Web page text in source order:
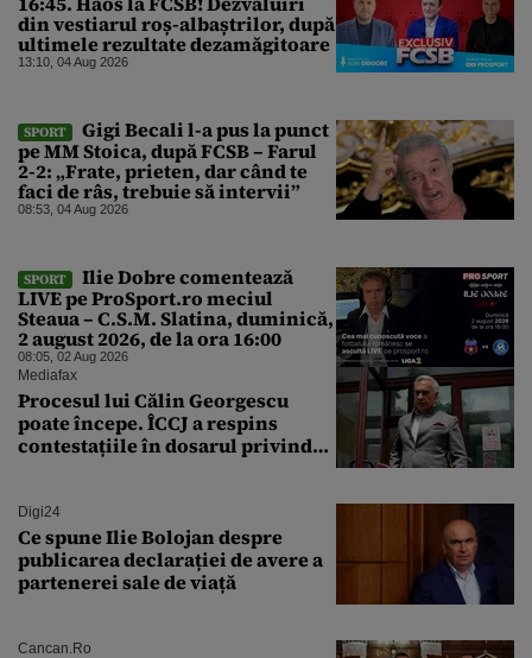
din vestiarul roș-albaștrilor, după
ultimele rezultate dezamăgitoare
13:10, 04 Aug 2026
SPORT
Gigi Becali l-a pus la punct
pe MM Stoica, după FCSB – Farul
2-2: „Frate, prieten, dar când te
faci de râs, trebuie să intervii”
08:53, 04 Aug 2026
SPORT
Ilie Dobre comentează
LIVE pe ProSport.ro meciul
Steaua – C.S.M. Slatina, duminică,
2 august 2026, de la ora 16:00
08:05, 02 Aug 2026
Mediafax
Procesul lui Călin Georgescu
poate începe. ÎCCJ a respins
contestațiile în dosarul privind
Digi24
Ce spune Ilie Bolojan despre
publicarea declarației de avere a
partenerei sale de viață
Cancan.ro